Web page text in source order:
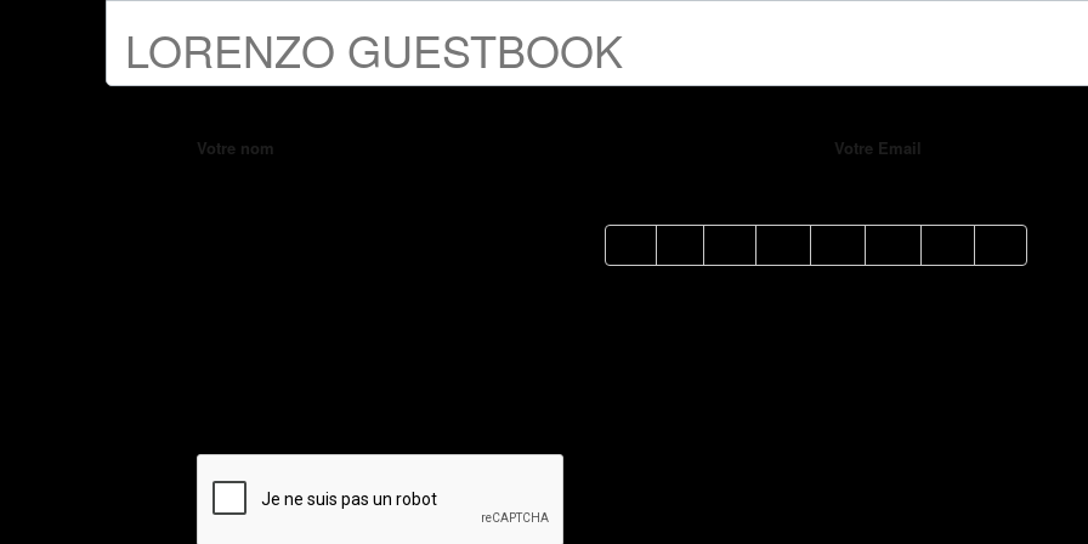
LORENZO GUESTBOOK
Votre nom Votre Email